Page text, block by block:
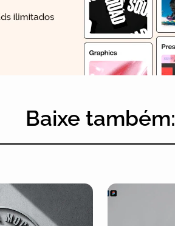
Baixe também: